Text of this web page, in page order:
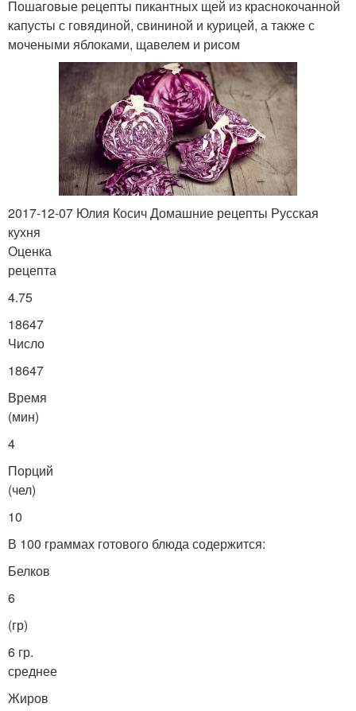
Пошаговые рецепты пикантных щей из краснокочанной
капусты с говядиной, свининой и курицей, а также с
мочеными яблоками, щавелем и рисом
2017-12-07 Юлия Косич Домашние рецепты Русская
кухня
Оценка
рецепта
4.75
18647
Число
18647
Время
(мин)
4
Порций
(чел)
10
В 100 граммах готового блюда содержится:
Белков
6
(гр)
6 гр.
среднее
Жиров